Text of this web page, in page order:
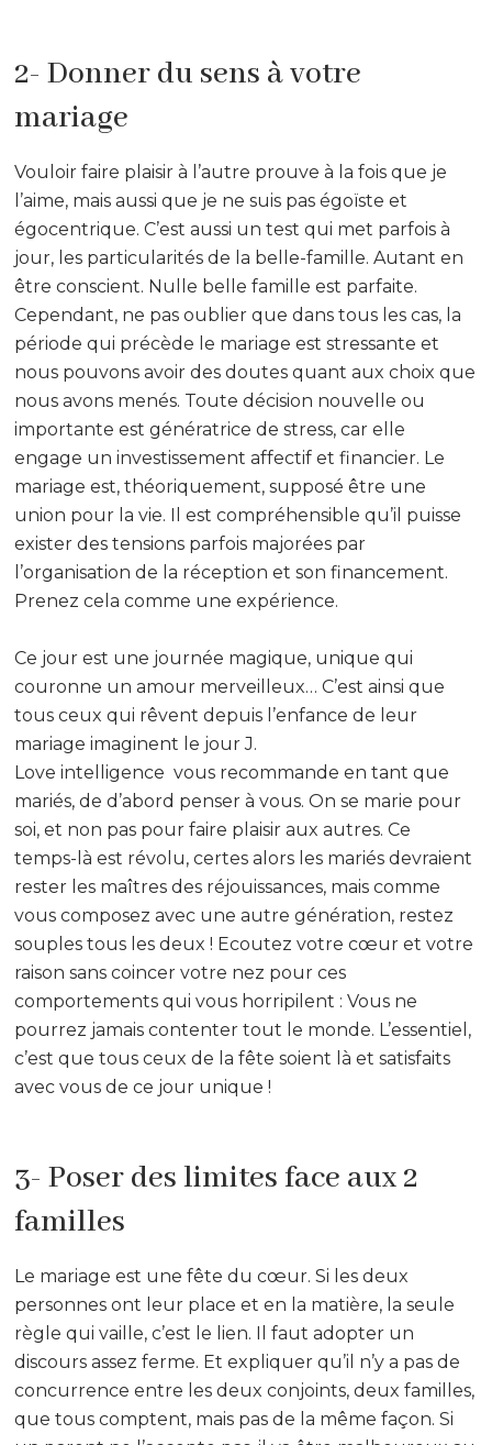
2- Donner du sens à votre
mariage
Vouloir faire plaisir à l’autre prouve à la fois que je
l’aime, mais aussi que je ne suis pas égoïste et
égocentrique. C’est aussi un test qui met parfois à
jour, les particularités de la belle-famille. Autant en
être conscient. Nulle belle famille est parfaite.
Cependant, ne pas oublier que dans tous les cas, la
période qui précède le mariage est stressante et
nous pouvons avoir des doutes quant aux choix que
nous avons menés. Toute décision nouvelle ou
importante est génératrice de stress, car elle
engage un investissement affectif et financier. Le
mariage est, théoriquement, supposé être une
union pour la vie. Il est compréhensible qu’il puisse
exister des tensions parfois majorées par
l’organisation de la réception et son financement.
Prenez cela comme une expérience.
Ce jour est une journée magique, unique qui
couronne un amour merveilleux… C’est ainsi que
tous ceux qui rêvent depuis l’enfance de leur
mariage imaginent le jour J.
Love intelligence vous recommande en tant que
mariés, de d’abord penser à vous. On se marie pour
soi, et non pas pour faire plaisir aux autres. Ce
temps-là est révolu, certes alors les mariés devraient
rester les maîtres des réjouissances, mais comme
vous composez avec une autre génération, restez
souples tous les deux ! Ecoutez votre cœur et votre
raison sans coincer votre nez pour ces
comportements qui vous horripilent : Vous ne
pourrez jamais contenter tout le monde. L’essentiel,
c’est que tous ceux de la fête soient là et satisfaits
avec vous de ce jour unique !
3- Poser des limites face aux 2
familles
Le mariage est une fête du cœur. Si les deux
personnes ont leur place et en la matière, la seule
règle qui vaille, c’est le lien. Il faut adopter un
discours assez ferme. Et expliquer qu’il n’y a pas de
concurrence entre les deux conjoints, deux familles,
que tous comptent, mais pas de la même façon. Si